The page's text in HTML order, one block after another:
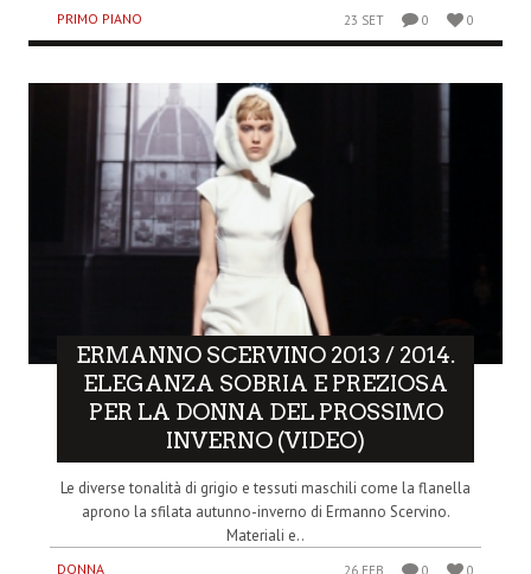
PRIMO PIANO 23 SET 0 0
ERMANNO SCERVINO 2013 / 2014.
ELEGANZA SOBRIA E PREZIOSA
PER LA DONNA DEL PROSSIMO
INVERNO (VIDEO)
Le diverse tonalità di grigio e tessuti maschili come la flanella
aprono la sfilata autunno-inverno di Ermanno Scervino.
Materiali e..
DONNA